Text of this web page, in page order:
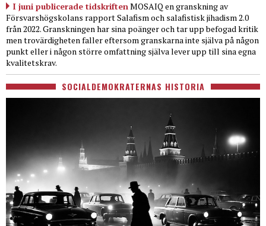
I juni publicerade tidskriftenMOSAIQ en granskning av
Försvarshögskolans rapport Salafism och salafistisk jihadism 2.0
från 2022. Granskningen har sina poänger och tar upp befogad kritik
men trovärdigheten faller eftersom granskarna inte själva på någon
punkt eller i någon större omfattning själva lever upp till sina egna
kvalitetskrav.
SOCIALDEMOKRATERNAS HISTORIA